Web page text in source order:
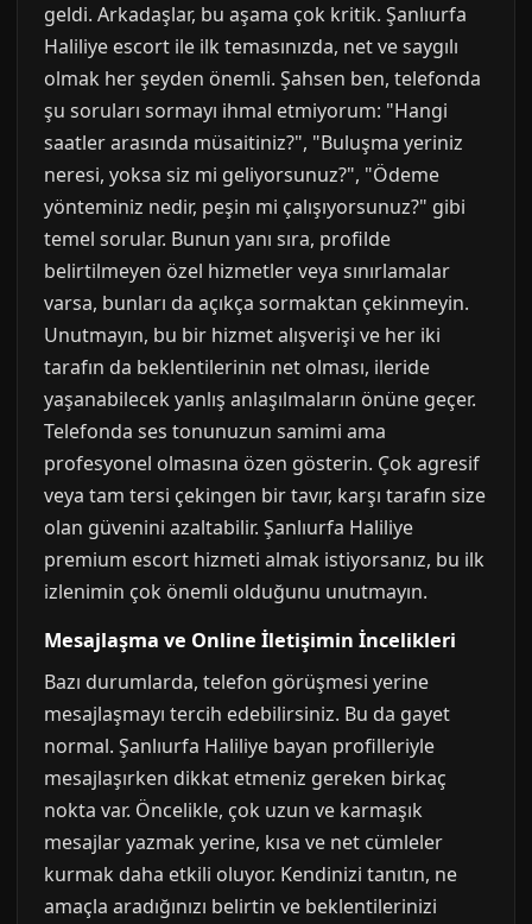
geldi. Arkadaşlar, bu aşama çok kritik. Şanlıurfa
Haliliye escort ile ilk temasınızda, net ve saygılı
olmak her şeyden önemli. Şahsen ben, telefonda
şu soruları sormayı ihmal etmiyorum: "Hangi
saatler arasında müsaitiniz?", "Buluşma yeriniz
neresi, yoksa siz mi geliyorsunuz?", "Ödeme
yönteminiz nedir, peşin mi çalışıyorsunuz?" gibi
temel sorular. Bunun yanı sıra, profilde
belirtilmeyen özel hizmetler veya sınırlamalar
varsa, bunları da açıkça sormaktan çekinmeyin.
Unutmayın, bu bir hizmet alışverişi ve her iki
tarafın da beklentilerinin net olması, ileride
yaşanabilecek yanlış anlaşılmaların önüne geçer.
Telefonda ses tonunuzun samimi ama
profesyonel olmasına özen gösterin. Çok agresif
veya tam tersi çekingen bir tavır, karşı tarafın size
olan güvenini azaltabilir. Şanlıurfa Haliliye
premium escort hizmeti almak istiyorsanız, bu ilk
izlenimin çok önemli olduğunu unutmayın.
Mesajlaşma ve Online İletişimin İncelikleri
Bazı durumlarda, telefon görüşmesi yerine
mesajlaşmayı tercih edebilirsiniz. Bu da gayet
normal. Şanlıurfa Haliliye bayan profilleriyle
mesajlaşırken dikkat etmeniz gereken birkaç
nokta var. Öncelikle, çok uzun ve karmaşık
mesajlar yazmak yerine, kısa ve net cümleler
kurmak daha etkili oluyor. Kendinizi tanıtın, ne
amaçla aradığınızı belirtin ve beklentilerinizi